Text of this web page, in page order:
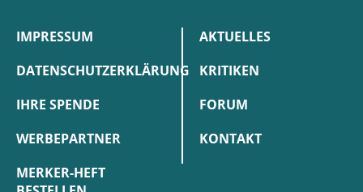
IMPRESSUM
DATENSCHUTZERKLÄRUNG
IHRE SPENDE
WERBEPARTNER
MERKER-HEFT
AKTUELLES
KRITIKEN
FORUM
KONTAKT